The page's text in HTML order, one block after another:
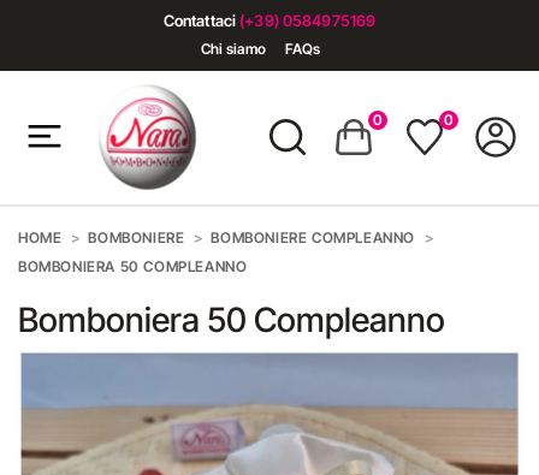
Contattaci (+39) 0584975169
Chi siamo FAQs
0 0
HOME BOMBONIERE
BOMBONIERE COMPLEANNO
BOMBONIERA 50 COMPLEANNO
Bomboniera 50 Compleanno